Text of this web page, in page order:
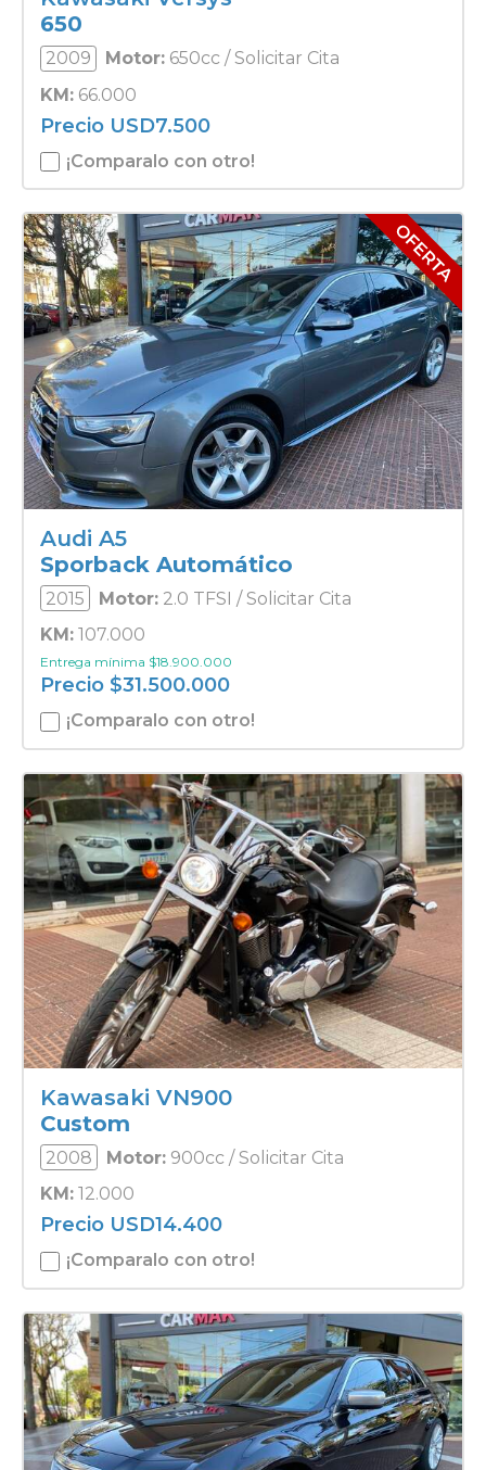
650
2009 Motor: 650cc / Solicitar Cita
KM: 66.000
Precio USD7.500
¡Comparalo con otro!
Audi A5
Sporback Automático
2015 Motor: 2.0 TFSI / Solicitar Cita
KM: 107.000
Entrega mínima $18.900.000
Precio $31.500.000
¡Comparalo con otro!
Kawasaki VN900
Custom
2008 Motor: 900cc / Solicitar Cita
KM: 12.000
Precio USD14.400
¡Comparalo con otro!